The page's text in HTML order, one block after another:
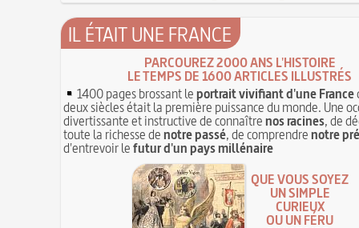
IL ÉTAIT UNE FRANCE
PARCOUREZ 2000 ANS L'HISTOIRE
LE TEMPS DE 1600 ARTICLES ILLUSTRÉS
1400 pages brossant leportrait vivifiant d'une France
deux siècles était la première puissance du monde. Une
divertissante et instructive de connaîtrenos racines, de
toute la richesse denotre passé, de comprendrenotre
d'entrevoir lefutur d'un pays millénaire
QUE VOUS SOYEZ
UN SIMPLE
CURIEUX
OU UN FÉRU